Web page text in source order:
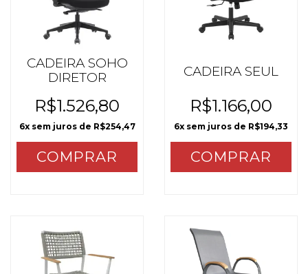
CADEIRA SOHO
DIRETOR
R$1.526,80
6x sem juros de R$254,47
CADEIRA SEUL
R$1.166,00
6x sem juros de R$194,33